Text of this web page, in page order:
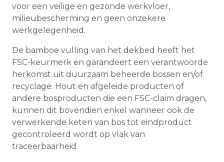
voor een veilige en gezonde werkvloer,
milieubescherming en geen onzekere
werkgelegenheid.
De bamboe vulling van het dekbed heeft het
FSC-keurmerk en garandeert een verantwoorde
herkomst uit duurzaam beheerde bossen en/of
recyclage. Hout en afgeleide producten of
andere bosproducten die een FSC-claim dragen,
kunnen dit bovendien enkel wanneer ook de
verwerkende keten van bos tot eindproduct
gecontroleerd wordt op vlak van
traceerbaarheid.